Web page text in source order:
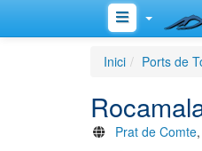
Inici Ports de
Prat de Comte,